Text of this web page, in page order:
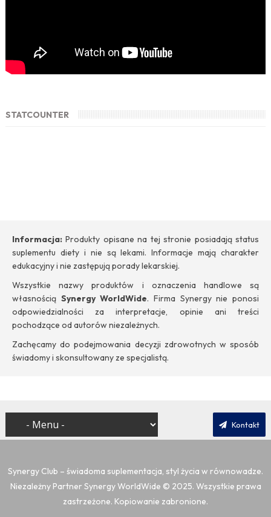
STATCOUNTER
Informacja: Produkty opisane na tej stronie posiadają status
suplementu diety i nie są lekami. Informacje mają charakter
edukacyjny i nie zastępują porady lekarskiej.
Wszystkie nazwy produktów i oznaczenia handlowe są
własnością Synergy WorldWide. Firma Synergy nie ponosi
odpowiedzialności za interpretacje, opinie ani treści
pochodzące od autorów niezależnych.
Zachęcamy do podejmowania decyzji zdrowotnych w sposób
świadomy i skonsultowany ze specjalistą.
Kontakt
Synergy Club – świadoma suplementacja, styl życia w równowadze.
Niezależny Partner Synergy WorldWide © 2025. Wszystkie prawa
zastrzeżone. Kopiowanie zabronione.